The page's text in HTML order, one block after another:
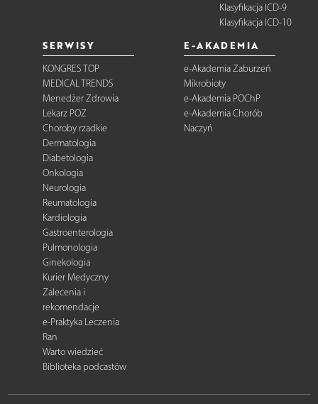
Klasyfikacja ICD-9
Klasyfikacja ICD-10
SERWISY
KONGRES TOP
MEDICAL TRENDS
Menedżer Zdrowia
Lekarz POZ
Choroby rzadkie
Dermatologia
Diabetologia
Onkologia
Neurologia
Reumatologia
Kardiologia
Gastroenterologia
Pulmonologia
Ginekologia
Kurier Medyczny
Zalecenia i
rekomendacje
e-Praktyka Leczenia
Ran
Warto wiedzieć
Biblioteka podcastów
E-AKADEMIA
e-Akademia Zaburzeń
Mikrobioty
e-Akademia POChP
e-Akademia Chorób
Naczyń